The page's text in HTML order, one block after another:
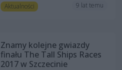
Aktualności 9 lat temu
Znamy kolejne gwiazdy
finału The Tall Ships Races
2017 w Szczecinie